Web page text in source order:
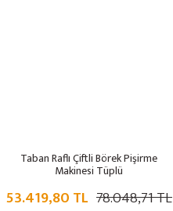
Taban Raflı Çiftli Börek Pişirme
Makinesi Tüplü
53.419,80 TL 78.048,71 TL